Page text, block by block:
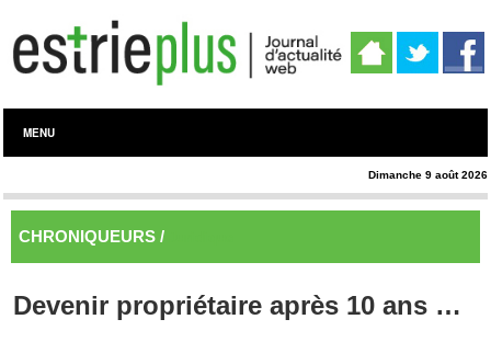
MENU
Dimanche 9 août 2026
CHRONIQUEURS /
Devenir propriétaire après 10 ans …